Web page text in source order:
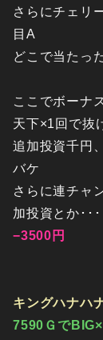
さらにチェリ
目A
どこで当たっ
ここでボーナ
天下×1回で抜
追加投資千円
バケ
さらに連チャ
加投資とか･･･
−3500円
キングハナハ
7590Ｇで